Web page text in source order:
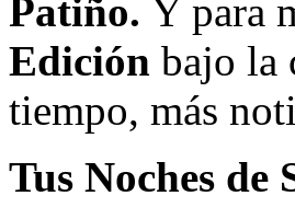
Patiño. Y para
Edición bajo la
tiempo, más
Tus Noches